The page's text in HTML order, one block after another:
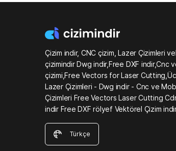
Çizim indir, CNC çizim, Lazer Çizimleri
çizimindir Dwg indir,Free DXF indir,Cnc
çizimi,Free Vectors for Laser
Lazer Çizimleri - Dwg indir - Cnc ve
Çizimleri Free Vectors Laser Cutting
indir Free DXF rölyef Vektörel Çizim
Türkçe